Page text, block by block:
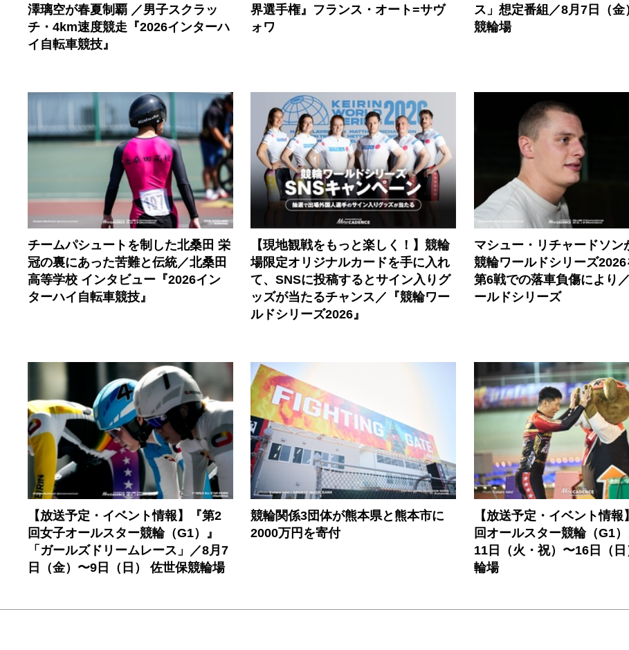
澤璃空が春夏制覇 ／男子スクラッ
チ・4km速度競走『2026インターハ
イ自転車競技』
界選手権』フランス・オート=サヴ
ォワ
ス」想定番組／8月7日（金
競輪場
チームパシュートを制した北桑田 栄
冠の裏にあった苦難と伝統／北桑田
高等学校 インタビュー『2026イン
ターハイ自転車競技』
【現地観戦をもっと楽しく！】競輪
場限定オリジナルカードを手に入れ
て、SNSに投稿するとサイン入りグ
ッズが当たるチャンス／『競輪ワー
ルドシリーズ2026』
マシュー・リチャードソン
競輪ワールドシリーズ
第6戦での落車負傷により
ールドシリーズ
【放送予定・イベント情報】『第2
回女子オールスター競輪（G1）』
「ガールズドリームレース」／8月7
日（金）〜9日（日） 佐世保競輪場
競輪関係3団体が熊本県と熊本市に
2000万円を寄付
【放送予定・イベント情報
回オールスター競輪（G1）
11日（火・祝）〜16日（
輪場